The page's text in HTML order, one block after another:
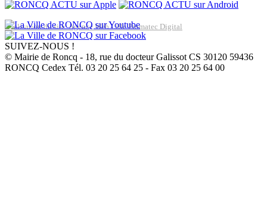
Réalisation du site: Agence Web Lille Promatec Digital
SUIVEZ-NOUS !
© Mairie de Roncq - 18, rue du docteur Galissot CS 30120 59436
RONCQ Cedex Tél. 03 20 25 64 25 - Fax 03 20 25 64 00